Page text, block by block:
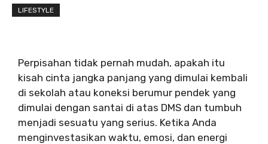
LIFESTYLE
Perpisahan tidak pernah mudah, apakah itu
kisah cinta jangka panjang yang dimulai kembali
di sekolah atau koneksi berumur pendek yang
dimulai dengan santai di atas DMS dan tumbuh
menjadi sesuatu yang serius. Ketika Anda
menginvestasikan waktu, emosi, dan energi